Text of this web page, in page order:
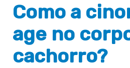
Como a
age no
cachorro?